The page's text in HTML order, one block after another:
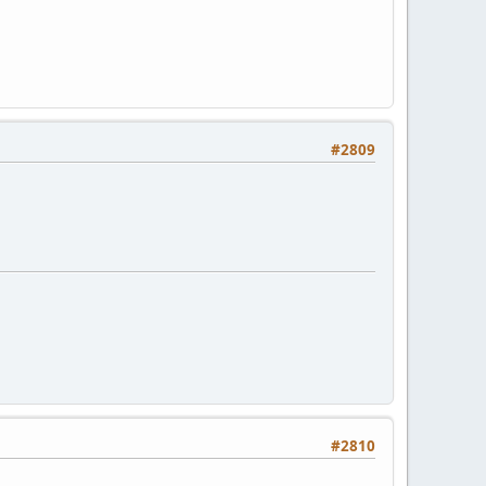
#2809
#2810